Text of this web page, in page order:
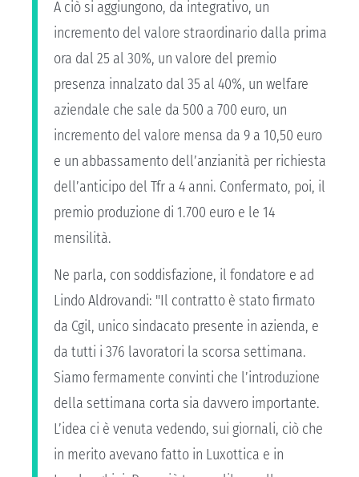
A ciò si aggiungono, da integrativo, un
incremento del valore straordinario dalla prima
ora dal 25 al 30%, un valore del premio
presenza innalzato dal 35 al 40%, un welfare
aziendale che sale da 500 a 700 euro, un
incremento del valore mensa da 9 a 10,50 euro
e un abbassamento dell’anzianità per richiesta
dell’anticipo del Tfr a 4 anni. Confermato, poi, il
premio produzione di 1.700 euro e le 14
mensilità.
Ne parla, con soddisfazione, il fondatore e ad
Lindo Aldrovandi: "Il contratto è stato firmato
da Cgil, unico sindacato presente in azienda, e
da tutti i 376 lavoratori la scorsa settimana.
Siamo fermamente convinti che l’introduzione
della settimana corta sia davvero importante.
L’idea ci è venuta vedendo, sui giornali, ciò che
in merito avevano fatto in Luxottica e in